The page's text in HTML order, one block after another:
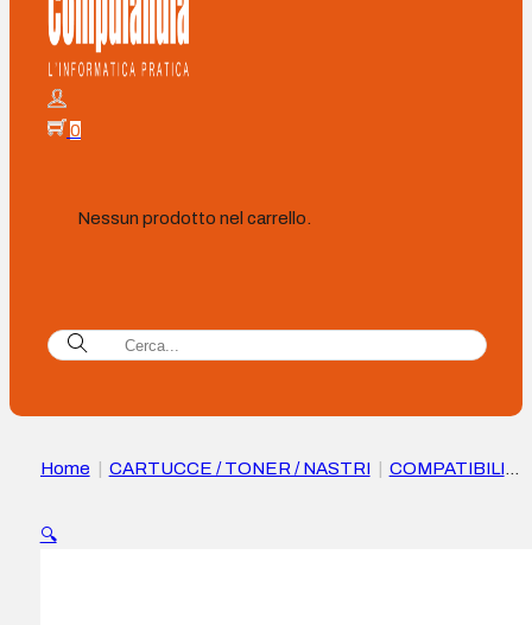
0
Nessun prodotto nel carrello.
Home CARTUCCE / TONER / NASTRI
COMPATIBILI
ciano – Sostituisce 410A
🔍